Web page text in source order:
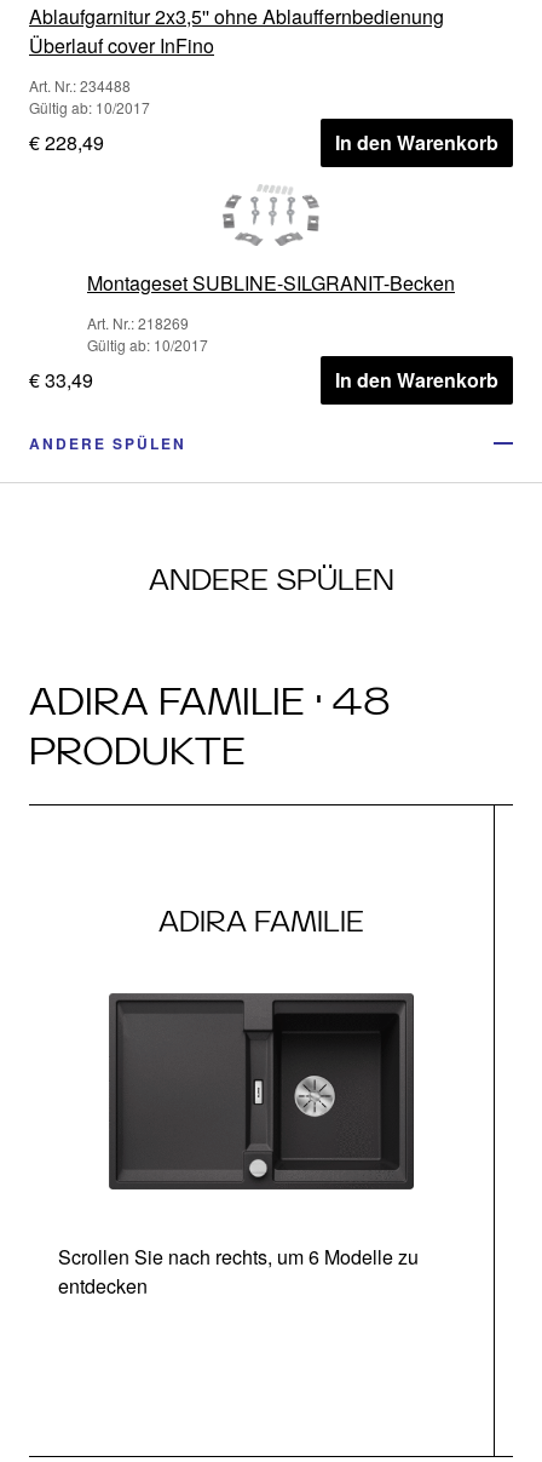
Ablaufgarnitur 2x3,5'' ohne Ablauffernbedienung
Überlauf cover InFino
Art. Nr.: 234488
Gültig ab: 10/2017
€ 228,49 In den Warenkorb
Montageset SUBLINE-SILGRANIT-Becken
Art. Nr.: 218269
Gültig ab: 10/2017
€ 33,49 In den Warenkorb
ANDERE SPÜLEN
ANDERE SPÜLEN
ADIRA FAMILIE · 48
PRODUKTE
ADIRA FAMILIE
Scrollen Sie nach rechts, um 6 Modelle zu
entdecken